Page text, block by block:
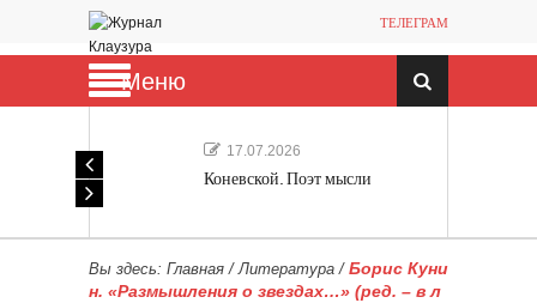
ТЕЛЕГРАМ
Меню
17.07.2026
Коневской. Поэт мысли
Вы здесь: Главная /Литература / Борис Куни
н. «Размышления о звездах…» (ред. – в л